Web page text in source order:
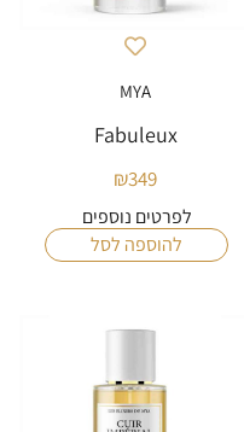
MYA
Fabuleux
₪349
לפרטים נוספים
להוספה לסל